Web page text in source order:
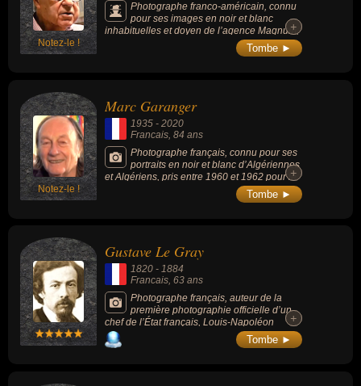
Notez-le !
Photographe franco-américain, connu
pour ses images en noir et blanc
inhabituelles et doyen de l’agence Magnum,
ses photos de chiens incroyablement
célèbres avaient fait de l’ombre à ses photos
+
+
Tombe ►
Notez-le !
Marc Garanger
1935 - 2020
Francais , 84 ans
Photographe français, connu pour ses
portraits en noir et blanc d’Algériennes
et Algériens, pris entre 1960 et 1962 pour le
compte de l’Armée française, et pour
lesquelles il reçoit le prix Niépce en 1966. Il
+
+
Tombe ►
Gustave Le Gray
1820 - 1884
Francais, 63 ans
Photographe français, auteur de la
première photographie officielle d’un
chef de l’État français, Louis-Napoléon
Bonaparte, avant de devenir le photographe
officiel de la famille impériale. Inventeur et
+
+
Tombe ►